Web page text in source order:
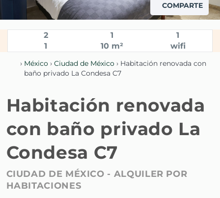
COMPARTE
2 1
1
1
10 m² wifi
› México› Ciudad de México› Habitación renovada con
baño privado La Condesa C7
Habitación renovada
con baño privado La
Condesa C7
CIUDAD DE MÉXICO - ALQUILER POR
HABITACIONES